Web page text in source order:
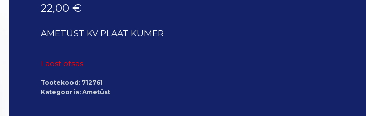
22,00 €
AMETÜST KV PLAAT KUMER
Laost otsas
Tootekood: 712761
Kategooria: Ametüst